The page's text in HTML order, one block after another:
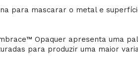
para mascarar o metal e
Opaquer apresenta uma
para produzir uma maior